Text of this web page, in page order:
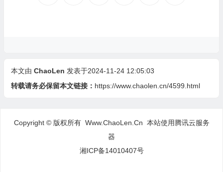
本文由 ChaoLen 发表于2024-11-24 12:05:03
转载请务必保留本文链接： https://www.chaolen.cn/4599.html
Copyright © 版权所有 Www.ChaoLen.Cn 本站使用腾讯云服务
器
湘ICP备14010407号